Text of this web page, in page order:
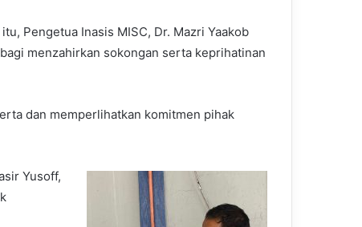
Pengetua Inasis MISC, Dr. Mazri Yaakob
menzahirkan sokongan serta keprihatinan
dan memperlihatkan komitmen pihak
Yusoff,